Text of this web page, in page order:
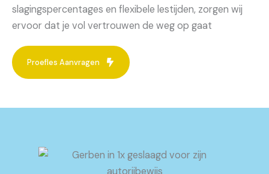
slagingspercentages en flexibele lestijden, zorgen wij
ervoor dat je vol vertrouwen de weg op gaat
Proefles Aanvragen